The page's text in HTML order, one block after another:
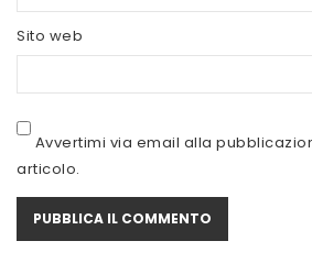
SYFORM
VOLCHEM
WHY NATURE
WHY SPORT
Sito web
Avvertimi via email alla
articolo.